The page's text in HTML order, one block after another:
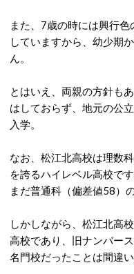
また、7歳の時には興行
していますから、幼少期
ん。
とはいえ、両親の方針も
はしておらず、地元の公
入学。
なお、松江北高校は理数
を誇るハイレベル高校で
まだ普通科（偏差値58）
しかしながら、松江北高
高校であり、旧ナンバー
名門校だったことは間違い